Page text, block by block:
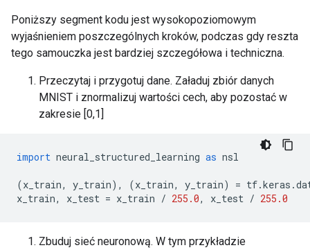
Poniższy segment kodu jest wysokopoziomowym
wyjaśnieniem poszczególnych kroków, podczas gdy reszta
tego samouczka jest bardziej szczegółowa i techniczna.
Przeczytaj i przygotuj dane. Załaduj zbiór danych
MNIST i znormalizuj wartości cech, aby pozostać w
zakresie [0,1]
import neural_structured_learning as nsl
(x_train, y_train), (x_train, y_train) = tf.keras .
x_train, x_test = x_train / 255.0, x_test / 255.0
Zbuduj sieć neuronową. W tym przykładzie